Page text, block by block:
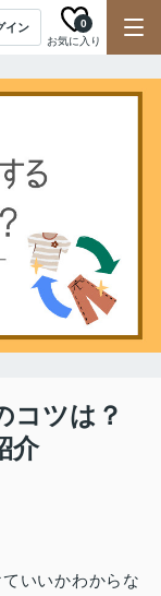
イン
お気に入り
0
コツは？
介
いいかわからな